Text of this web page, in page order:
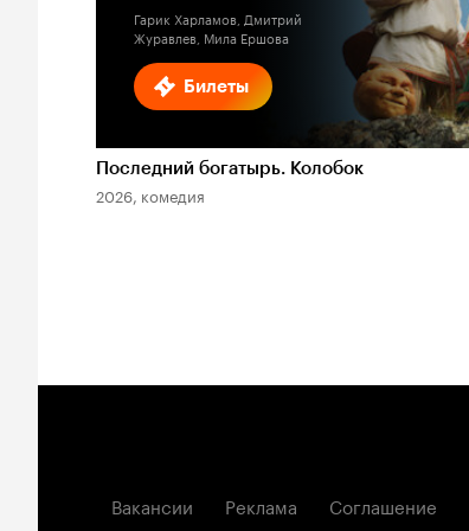
Билеты
Гарик Харламов, Дмитрий
Журавлев, Мила Ершова
Последний богатырь. Колобок
2026, комедия
Вакансии Реклама Соглашение